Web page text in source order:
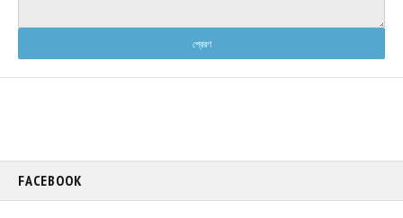
FACEBOOK